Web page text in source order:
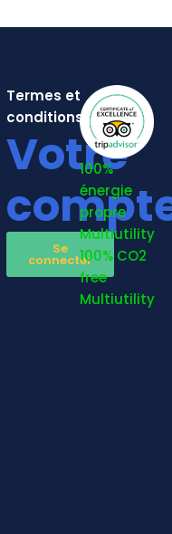
Termes et
conditions
Votre
Se
connecter
100%
énergie
propre
Multiutility
100% CO2
free
Multiutility